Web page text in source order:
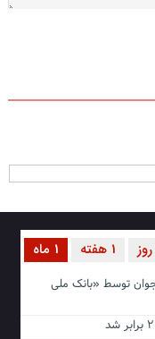
1 ماه 1 هفته
جوان توسط «بانک ملی